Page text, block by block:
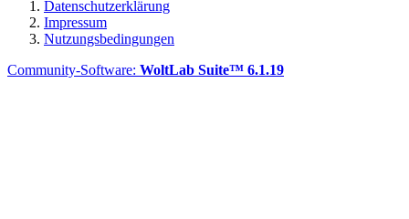
Datenschutzerklärung
Impressum
Nutzungsbedingungen
Community-Software: WoltLab Suite™ 6.1.19